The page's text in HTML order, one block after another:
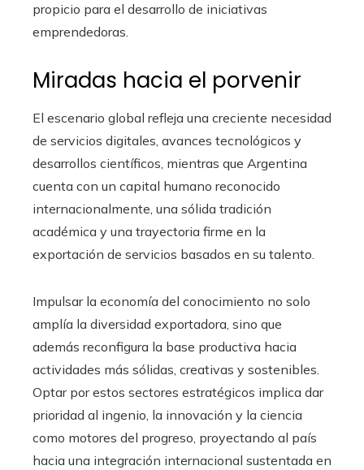
propicio para el desarrollo de iniciativas
emprendedoras.
Miradas hacia el porvenir
El escenario global refleja una creciente necesidad
de servicios digitales, avances tecnológicos y
desarrollos científicos, mientras que Argentina
cuenta con un capital humano reconocido
internacionalmente, una sólida tradición
académica y una trayectoria firme en la
exportación de servicios basados en su talento.
Impulsar la economía del conocimiento no solo
amplía la diversidad exportadora, sino que
además reconfigura la base productiva hacia
actividades más sólidas, creativas y sostenibles.
Optar por estos sectores estratégicos implica dar
prioridad al ingenio, la innovación y la ciencia
como motores del progreso, proyectando al país
hacia una integración internacional sustentada en